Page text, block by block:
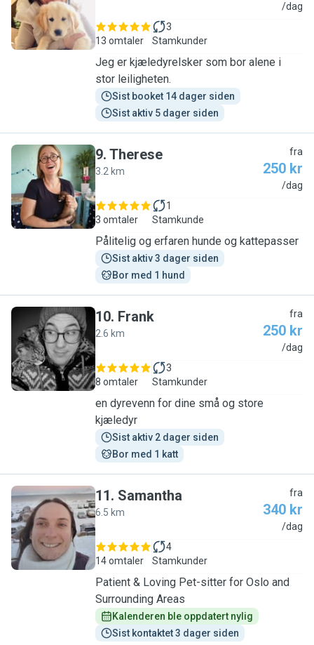
P /dag
13 omtaler
3
Stamkunder
Jeg er kjæledyrelsker som bor alene i
stor leiligheten.
Sist booket 14 dager siden
Sist aktiv 5 dager siden
T
9. Therese
3.2 km
fra
250 kr
/dag
3 omtaler
1
Stamkunde
Pålitelig og erfaren hunde og kattepasser
Sist aktiv 3 dager siden
Bor med 1 hund
F
10. Frank
2.6 km
fra
250 kr
/dag
8 omtaler
3
Stamkunder
en dyrevenn for dine små og store
kjæledyr
Sist aktiv 2 dager siden
Bor med 1 katt
S
11. Samantha
6.5 km
fra
340 kr
/dag
14 omtaler
4
Stamkunder
Patient & Loving Pet-sitter for Oslo and
Surrounding Areas
Kalenderen ble oppdatert nylig
Sist kontaktet 3 dager siden